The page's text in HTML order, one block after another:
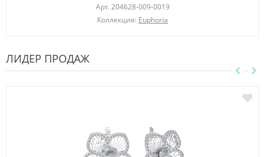
Арт. 204628-009-0019
Коллекция: Euphoria
ЛИДЕР ПРОДАЖ